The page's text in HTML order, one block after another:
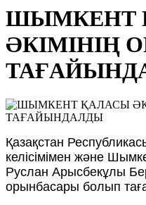
ШЫМКЕНТ
ӘКІМІНІҢ
Қазақстан
келісімімен және
Руслан Арысбекұлы
орынбасары болып